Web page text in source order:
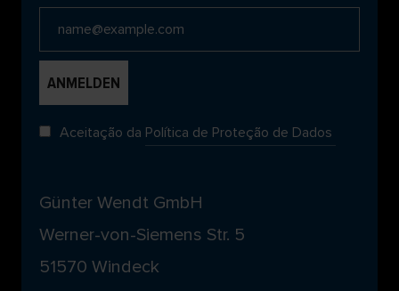
Aceitação da Política de Proteção de Dados
Günter Wendt GmbH
Werner-von-Siemens Str. 5
51570 Windeck